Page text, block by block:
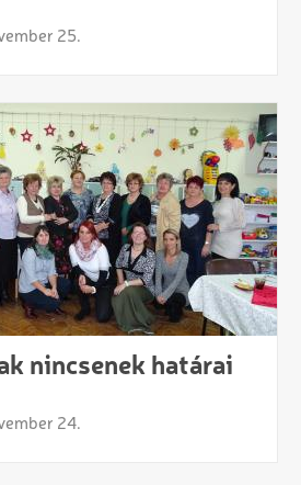
25.
nincsenek határai
24.